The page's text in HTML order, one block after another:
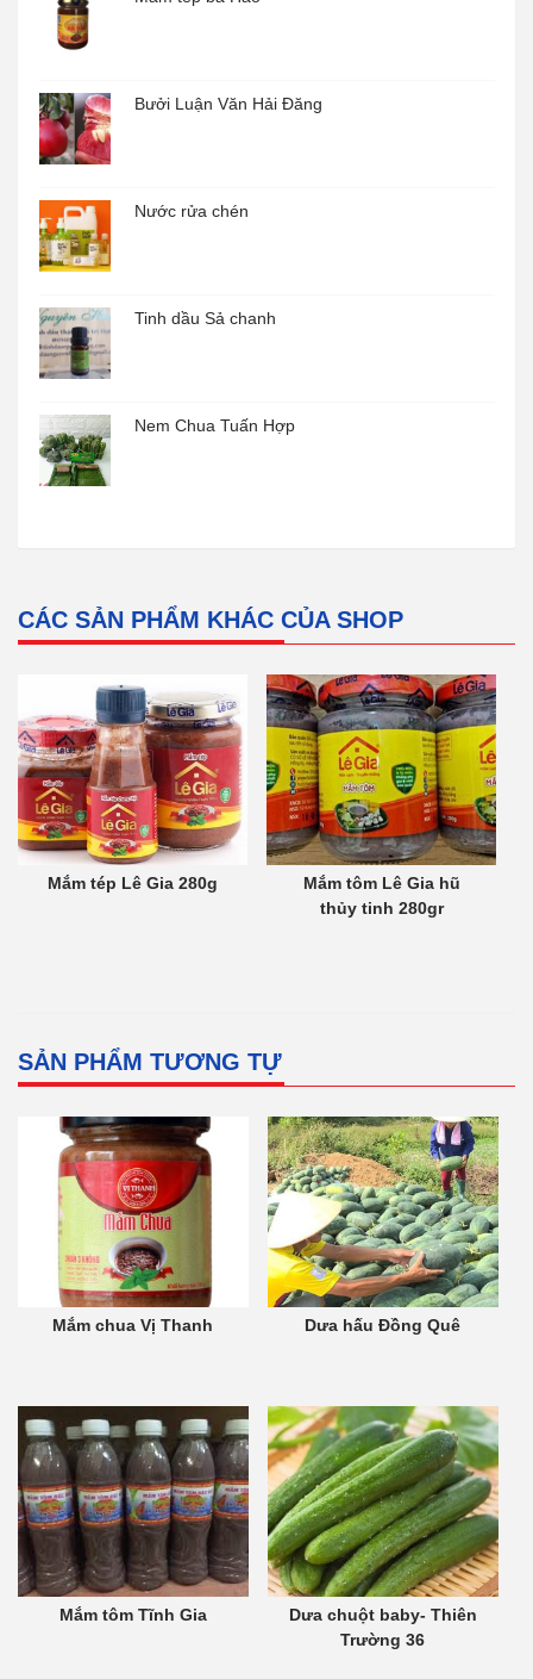
Bưởi Luận Văn Hải Đăng
Nước rửa chén
Tinh dầu Sả chanh
Nem Chua Tuấn Hợp
CÁC SẢN PHẨM KHÁC CỦA SHOP
Mắm tép Lê Gia 280g
Mắm tôm Lê Gia hũ
thủy tinh 280gr
SẢN PHẨM TƯƠNG TỰ
Mắm chua Vị Thanh Dưa hấu Đồng Quê
Mắm tôm Tĩnh Gia
Dưa chuột baby- Thiên
Trường 36